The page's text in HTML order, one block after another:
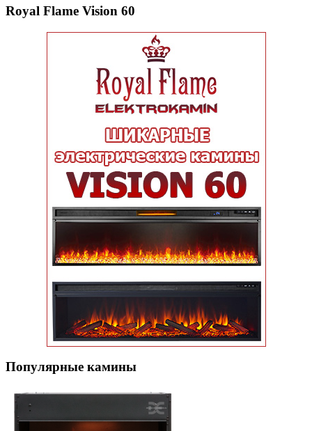
Royal Flame Vision 60
Популярные кaмины